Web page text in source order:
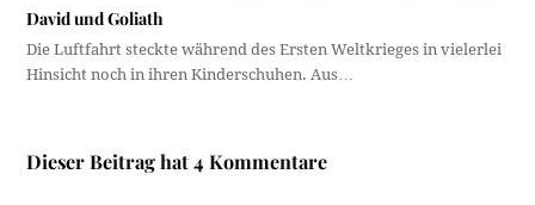
David und Goliath
Die Luftfahrt steckte während des Ersten Weltkrieges in vielerlei
Hinsicht noch in ihren Kinderschuhen. Aus…
Dieser Beitrag hat 4 Kommentare